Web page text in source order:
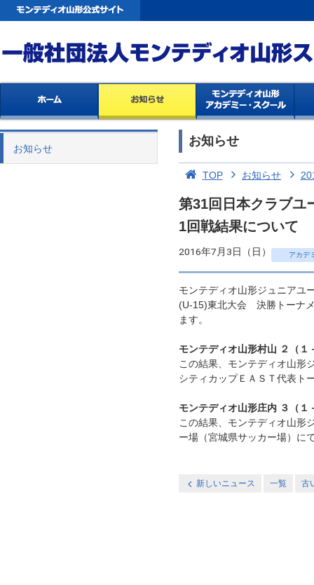
お知らせ
お知らせ
TOP お知らせ
第31回日本クラブ
1回戦結果について
2016年7月3日（日） アカデ
モンテディオ山形ジュニアユ
(U-15)東北大会 決勝トーナ
ます。
モンテディオ山形村山 ２（１
この結果、モンテディオ山形
シティカップＥＡＳＴ代表ト
モンテディオ山形庄内 ３（
この結果、モンテディオ山形
ー場（宮城県サッカー場）に
新しいニュース 一覧 古